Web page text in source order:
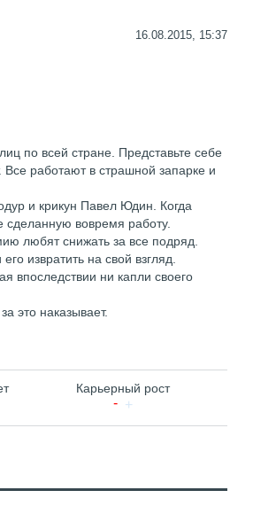
16.08.2015, 15:37
по всей стране. Представьте себе
работают в страшной запарке и
и крикун Павел Юдин. Когда
сделанную вовремя работу.
любят снижать за все подряд.
извратить на свой взгляд.
впоследствии ни капли своего
это наказывает.
Карьерный рост